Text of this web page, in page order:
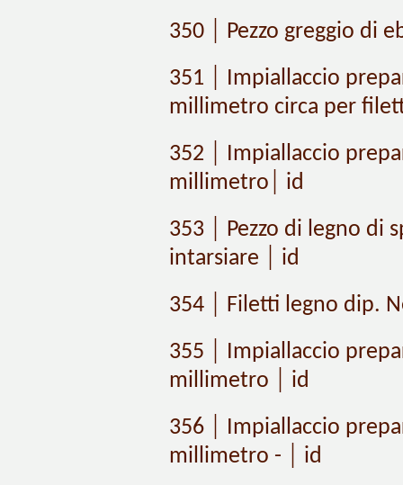
350 │ Pezzo greggio di
351 │ Impiallaccio
millimetro circa per
352 │ Impiallaccio
millimetro│ id
353 │ Pezzo di legno di
intarsiare │ id
354 │ Filetti legno dip.
355 │ Impiallaccio
millimetro │ id
356 │ Impiallaccio
millimetro - │ id